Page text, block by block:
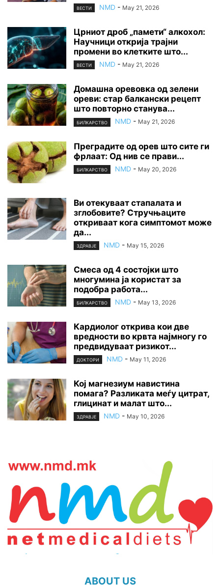
ВЕСТИ NMD - May 21, 2026
Црниот дроб „памети“ алкохол:
Научници открија трајни
промени во клетките што...
ВЕСТИ NMD - May 21, 2026
Домашна оревовка од зелени
ореви: стар балкански рецепт
што повторно станува...
БИЛКАРСТВО NMD - May 21, 2026
Преградите од орев што сите ги
фрлаат: Од нив се прави...
БИЛКАРСТВО NMD - May 20, 2026
Ви отекуваат стапалата и
зглобовите? Стручњаците
откриваат кога симптомот може
да...
ЗДРАВЈЕ NMD - May 15, 2026
Смеса од 4 состојки што
многумина ја користат за
подобра работа...
БИЛКАРСТВО NMD - May 13, 2026
Кардиолог открива кои две
вредности во крвта најмногу го
предвидуваат ризикот...
ДОКТОРИ NMD - May 11, 2026
Кој магнезиум навистина
помага? Разликата меѓу цитрат,
глицинат и малат што...
ЗДРАВЈЕ NMD - May 10, 2026
ABOUT US